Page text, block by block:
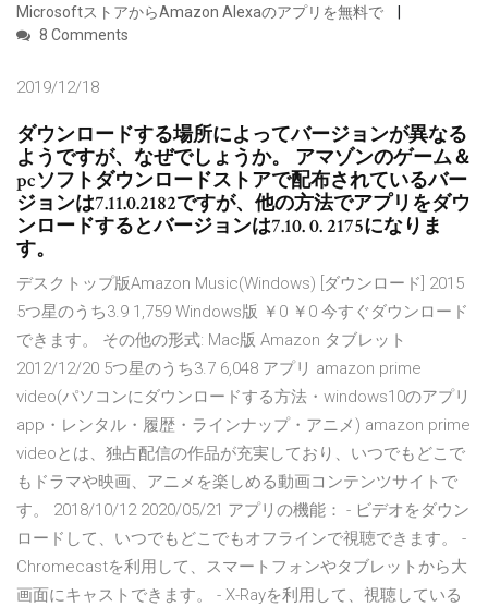
MicrosoftストアからAmazon Alexaのアプリを無料で
8 Comments
2019/12/18
ダウンロードする場所によってバージョンが異なる
ようですが、なぜでしょうか。 アマゾンのゲーム＆
pcソフトダウンロードストアで配布されているバー
ジョンは7.11.0.2182ですが、他の方法でアプリをダウ
ンロードするとバージョンは7.10. 0. 2175になりま
す。
デスクトップ版Amazon Music(Windows) [ダウンロード] 2015
5つ星のうち3.9 1,759 Windows版 ￥0 ￥0 今すぐダウンロード
できます。 その他の形式: Mac版 Amazon タブレット
2012/12/20 5つ星のうち3.7 6,048 アプリ amazon prime
video(パソコンにダウンロードする方法・windows10のアプリ
app・レンタル・履歴・ラインナップ・アニメ) amazon prime
videoとは、独占配信の作品が充実しており、いつでもどこで
もドラマや映画、アニメを楽しめる動画コンテンツサイトで
す。 2018/10/12 2020/05/21 アプリの機能： - ビデオをダウン
ロードして、いつでもどこでもオフラインで視聴できます。 -
Chromecastを利用して、スマートフォンやタブレットから大
画面にキャストできます。 - X-Rayを利用して、視聴している